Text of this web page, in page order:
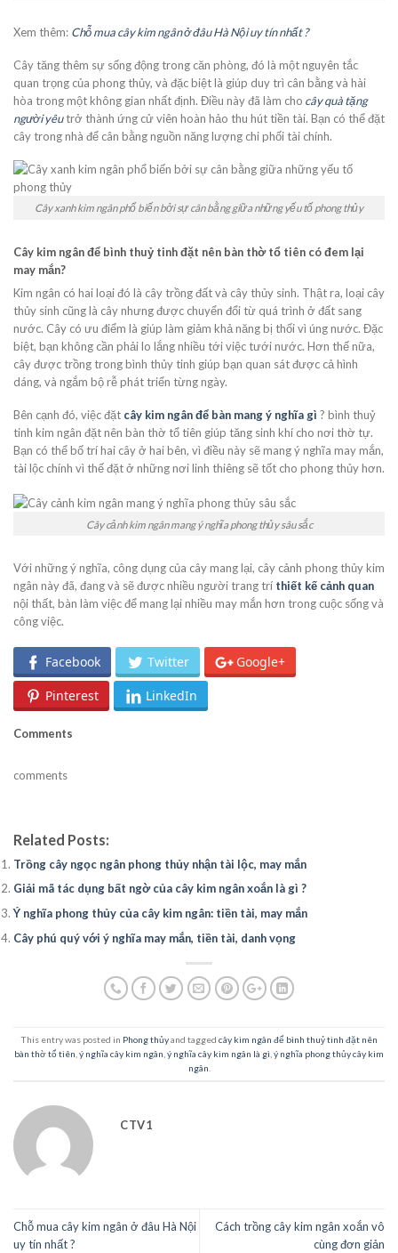
Xem thêm: Chỗ mua cây kim ngân ở đâu Hà Nội uy tín nhất ?
Cây tăng thêm sự sống động trong căn phòng, đó là một nguyên tắc
quan trọng của phong thủy, và đặc biệt là giúp duy trì cân bằng và hài
hòa trong một không gian nhất định. Điều này đã làm cho cây quà tặng
người yêutrở thành ứng cử viên hoàn hảo thu hút tiền tài. Bạn có thể đặt
cây trong nhà để cân bằng nguồn năng lượng chi phối tài chính.
Cây xanh kim ngân phổ biến bởi sự cân bằng giữa những yếu tố phong thủy
Cây kim ngân để bình thuỷ tinh đặt nên bàn thờ tổ tiên có đem lại
may mắn?
Kim ngân có hai loại đó là cây trồng đất và cây thủy sinh. Thật ra, loại cây
thủy sinh cũng là cây nhưng được chuyển đổi từ quá trình ở đất sang
nước. Cây có ưu điểm là giúp làm giảm khả năng bị thối vì úng nước. Đặc
biệt, bạn không cần phải lo lắng nhiều tới việc tưới nước. Hơn thế nữa,
cây được trồng trong bình thủy tinh giúp bạn quan sát được cả hình
dáng, và ngắm bộ rễ phát triển từng ngày.
Bên cạnh đó, việc đặt cây kim ngân để bàn mang ý nghĩa gì ? bình thuỷ
tinh kim ngân đặt nên bàn thờ tổ tiên giúp tăng sinh khí cho nơi thờ tự.
Bạn có thể bố trí hai cây ở hai bên, vì điều này sẽ mang ý nghĩa may mắn,
tài lộc chính vì thế đặt ở những nơi linh thiêng sẽ tốt cho phong thủy hơn.
Cây cảnh kim ngân mang ý nghĩa phong thủy sâu sắc
Với những ý nghĩa, công dụng của cây mang lại, cây cảnh phong thủy kim
ngân này đã, đang và sẽ được nhiều người trang trí thiết kế cảnh quan
nội thất, bàn làm việc để mang lại nhiều may mắn hơn trong cuộc sống và
công việc.
Facebook Twitter Google+
Pinterest LinkedIn
Comments
comments
Related Posts:
Trồng cây ngọc ngân phong thủy nhận tài lộc, may mắn
Giải mã tác dụng bất ngờ của cây kim ngân xoắn là gì ?
Ý nghĩa phong thủy của cây kim ngân: tiền tài, may mắn
Cây phú quý với ý nghĩa may mắn, tiền tài, danh vọng
This entry was posted in Phong thủyand tagged cây kim ngân để bình thuỷ tinh đặt nên
bàn thờ tổ tiên ý nghĩa cây kim ngân ý nghĩa cây kim ngân là gì ý nghĩa phong thủy cây kim
ngân
CTV1
Chỗ mua cây kim ngân ở đâu Hà Nội
uy tín nhất ?
Cách trồng cây kim ngân xoắn vô
cùng đơn giản